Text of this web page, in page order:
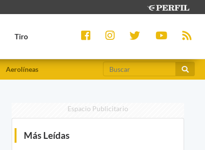
Tiro
Aerolíneas
Espacio Publicitario
Más Leídas